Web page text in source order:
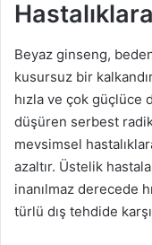
Beyaz ginseng,
kusursuz bir
hızla ve çok güçlüce
düşüren serbest
mevsimsel
azaltır. Üstelik
inanılmaz derecede
türlü dış tehdide